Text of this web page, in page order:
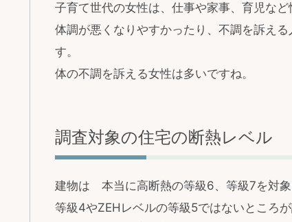
子育て世代の女性は、仕事や家事、育児な
体調が悪くなりやすかったり、不調を訴え
す。
体の不調を訴える女性は多いですね。
調査対象の住宅の断熱レベル
建物は 本当に高断熱の等級6、等級7を対象
等級4やZEHレベルの等級5ではないところが